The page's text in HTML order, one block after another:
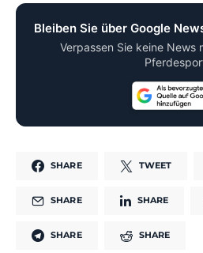
Bleiben Sie über Google
Verpassen Sie keine News
SHARE TWEET
SHARE SHARE
SHARE SHARE